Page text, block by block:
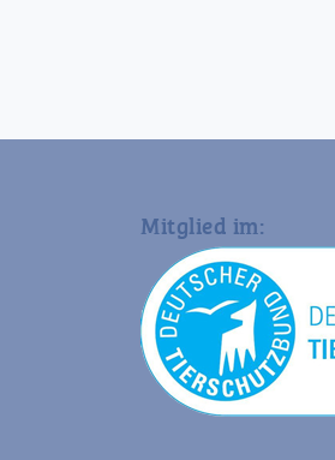
Mitglied im: